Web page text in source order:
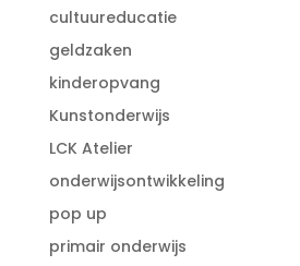
cultuureducatie
geldzaken
kinderopvang
Kunstonderwijs
LCK Atelier
onderwijsontwikkeling
pop up
primair onderwijs